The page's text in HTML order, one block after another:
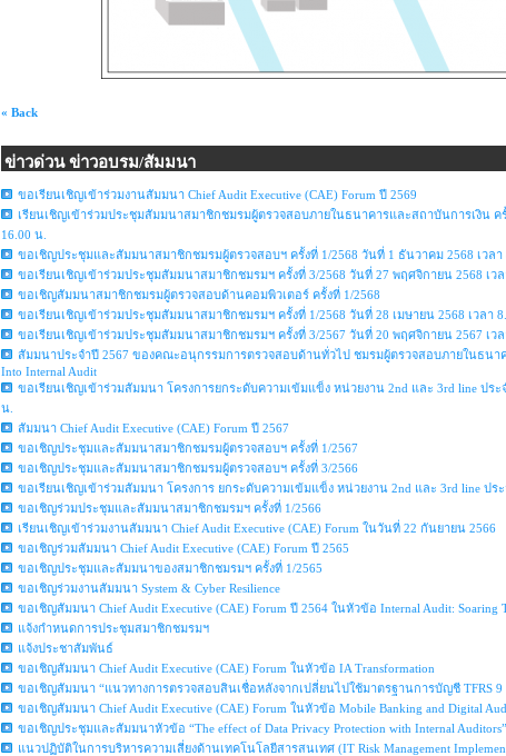
« Back
ข่าวด่วน ข่าวอบรม/สัมมนา
ขอเรียนเชิญเข้าร่วมงานสัมมนา Chief Audit Executive (CAE) Forum ปี 2569
เรียนเชิญเข้าร่วมประชุมสัมมนาสมาชิกชมรมผู้ตรวจสอบภายในธนาคารและสถาบันการเงิน ครั้
16.00 น.
ขอเชิญประชุมและสัมมนาสมาชิกชมรมผู้ตรวจสอบฯ ครั้งที่ 1/2568 วันที่ 1 ธันวาคม 2568 เวลา
ขอเรียนเชิญเข้าร่วมประชุมสัมมนาสมาชิกชมรมฯ ครั้งที่ 3/2568 วันที่ 27 พฤศจิกายน 2568 เวล
ขอเชิญสัมมนาสมาชิกชมรมผู้ตรวจสอบด้านคอมพิวเตอร์ ครั้งที่ 1/2568
ขอเรียนเชิญเข้าร่วมประชุมสัมมนาสมาชิกชมรมฯ ครั้งที่ 1/2568 วันที่ 28 เมษายน 2568 เวลา
ขอเรียนเชิญเข้าร่วมประชุมสัมมนาสมาชิกชมรมฯ ครั้งที่ 3/2567 วันที่ 20 พฤศจิกายน 2567 เวล
สัมมนาประจำปี 2567 ของคณะอนุกรรมการตรวจสอบด้านทั่วไป ชมรมผู้ตรวจสอบภายในธนา
Into Internal Audit
ขอเรียนเชิญเข้าร่วมสัมมนา โครงการยกระดับความเข้มแข็ง หน่วยงาน 2nd และ 3rd line ประ
น.
สัมมนา Chief Audit Executive (CAE) Forum ปี 2567
ขอเชิญประชุมและสัมมนาสมาชิกชมรมผู้ตรวจสอบฯ ครั้งที่ 1/2567
ขอเชิญประชุมและสัมมนาสมาชิกชมรมผู้ตรวจสอบฯ ครั้งที่ 3/2566
ขอเรียนเชิญเข้าร่วมสัมมนา โครงการ ยกระดับความเข้มแข็ง หน่วยงาน 2nd และ 3rd line ประ
ขอเชิญร่วมประชุมและสัมมนาสมาชิกชมรมฯ ครั้งที่ 1/2566
เรียนเชิญเข้าร่วมงานสัมมนา Chief Audit Executive (CAE) Forum ในวันที่ 22 กันยายน 2566
ขอเชิญร่วมสัมมนา Chief Audit Executive (CAE) Forum ปี 2565
ขอเชิญประชุมและสัมมนาของสมาชิกชมรมฯ ครั้งที่ 1/2565
ขอเชิญร่วมงานสัมมนา System & Cyber Resilience
ขอเชิญสัมมนา Chief Audit Executive (CAE) Forum ปี 2564 ในหัวข้อ Internal Audit: Soaring
แจ้งกำหนดการประชุมสมาชิกชมรมฯ
แจ้งประชาสัมพันธ์
ขอเชิญสัมมนา Chief Audit Executive (CAE) Forum ในหัวข้อ IA Transformation
ขอเชิญสัมมนา “แนวทางการตรวจสอบสินเชื่อหลังจากเปลี่ยนไปใช้มาตรฐานการบัญชี TFRS 9
ขอเชิญสัมมนา Chief Audit Executive (CAE) Forum ในหัวข้อ Mobile Banking and Digital
ขอเชิญประชุมและสัมมนาหัวข้อ “The effect of Data Privacy Protection with Internal Auditors”
แนวปฏิบัติในการบริหารความเสี่ยงด้านเทคโนโลยีสารสนเทศ (IT Risk Management